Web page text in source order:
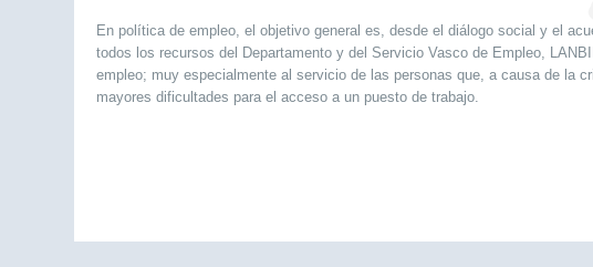
En política de empleo, el objetivo general es, desde el diálogo social y el
todos los recursos del Departamento y del Servicio Vasco de Empleo,
empleo; muy especialmente al servicio de las personas que, a causa de la
mayores dificultades para el acceso a un puesto de trabajo.